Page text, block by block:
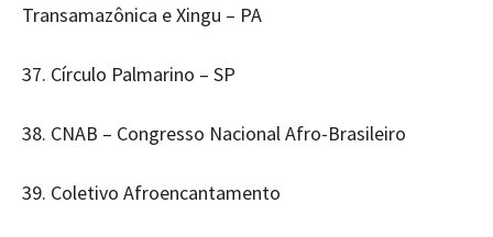
Transamazônica e Xingu – PA
37. Círculo Palmarino – SP
38. CNAB – Congresso Nacional Afro-Brasileiro
39. Coletivo Afroencantamento